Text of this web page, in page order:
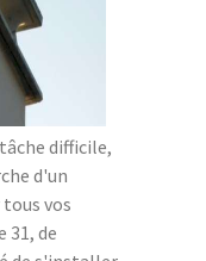
difficile,
d'un
vos
31, de